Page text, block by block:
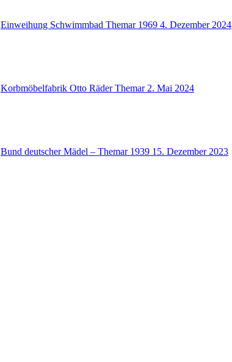
Einweihung Schwimmbad Themar 1969 4. Dezember 2024
Korbmöbelfabrik Otto Räder Themar 2. Mai 2024
Bund deutscher Mädel – Themar 1939 15. Dezember 2023